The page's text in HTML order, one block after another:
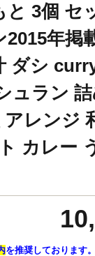
3個 セ
年掲
ダシ
ュラン
レンジ
カレー
を推奨しております。